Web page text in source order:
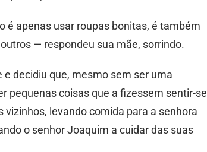
é apenas usar roupas bonitas, é também
— respondeu sua mãe, sorrindo.
decidiu que, mesmo sem ser uma
pequenas coisas que a fizessem sentir-se
vizinhos, levando comida para a senhora
o senhor Joaquim a cuidar das suas